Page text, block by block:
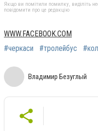
Якщо ви помітили помилку, виділіть
повідомити про це редакцію
WWW.FACEBOOK.COM
#черкаси
#тролейбус
Владимир Безуглый